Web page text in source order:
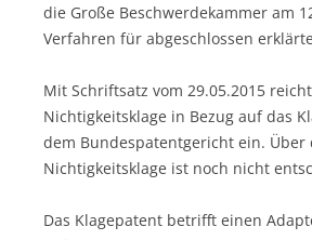
die Große Beschwerdekammer am
Verfahren für abgeschlossen
Mit Schriftsatz vom 29.05.2015
Nichtigkeitsklage in Bezug auf das
dem Bundespatentgericht ein. Über
Nichtigkeitsklage ist noch nicht
Das Klagepatent betrifft einen